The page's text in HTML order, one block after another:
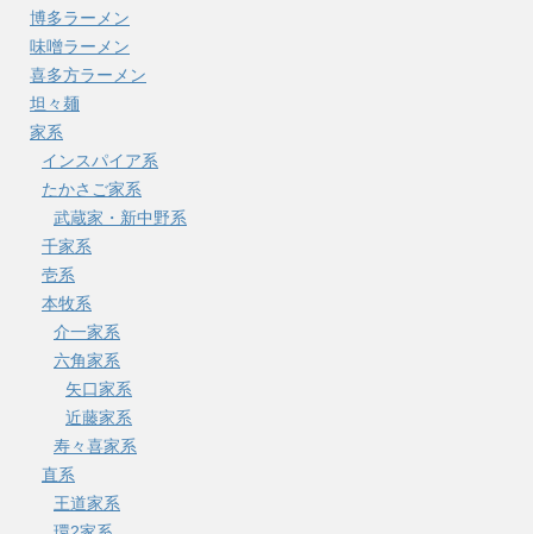
博多ラーメン
味噌ラーメン
喜多方ラーメン
坦々麺
家系
インスパイア系
たかさご家系
武蔵家・新中野系
千家系
壱系
本牧系
介一家系
六角家系
矢口家系
近藤家系
寿々喜家系
直系
王道家系